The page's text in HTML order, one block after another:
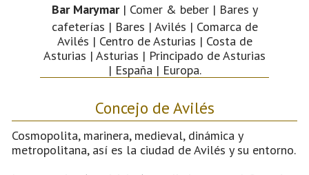
Bar Marymar| Comer & beber | Bares y
cafeterías | Bares | Avilés | Comarca de
Avilés | Centro de Asturias | Costa de
Asturias | Asturias | Principado de Asturias
| España | Europa.
Concejo de Avilés
Cosmopolita, marinera, medieval, dinámica y
metropolitana, así es la ciudad de Avilés y su entorno.